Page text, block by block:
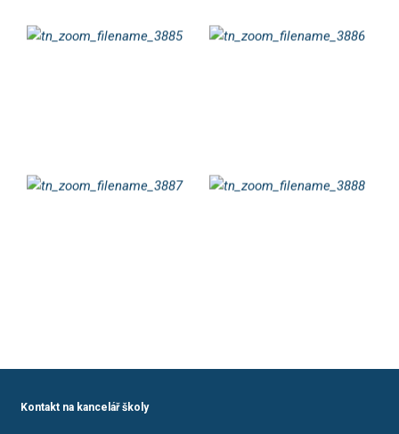
Kontakt na kancelář školy